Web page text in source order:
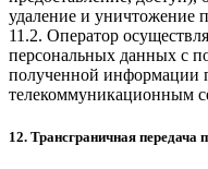
удаление и уничтожение
11.2. Оператор
персональных данных с
полученной информации
телекоммуникационным
12. Трансграничная передача